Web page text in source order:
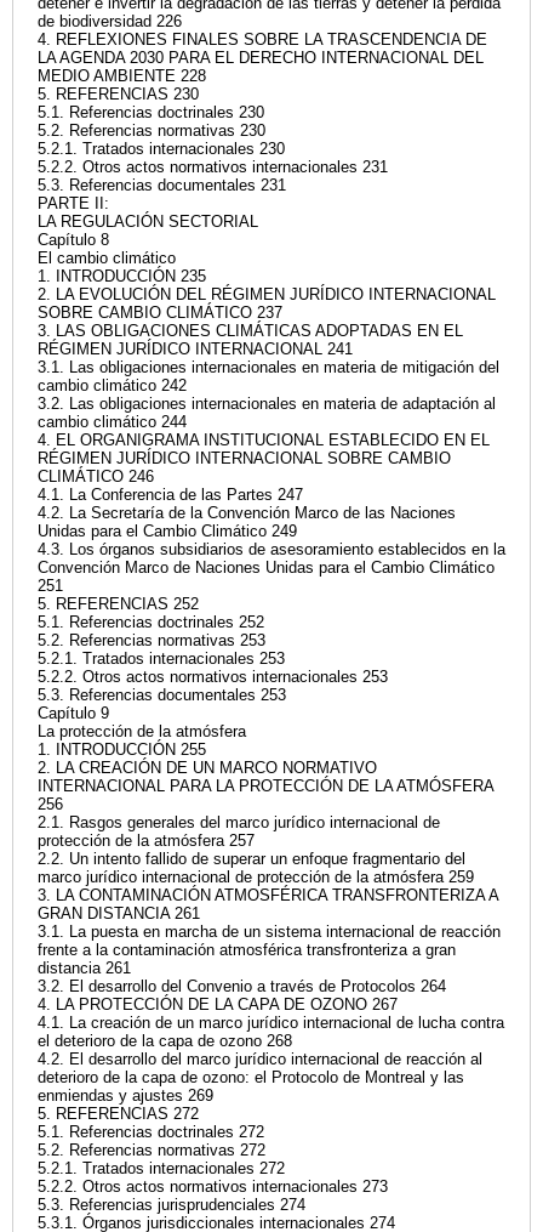
de biodiversidad 226
4. REFLEXIONES FINALES SOBRE LA TRASCENDENCIA DE
LA AGENDA 2030 PARA EL DERECHO INTERNACIONAL DEL
MEDIO AMBIENTE 228
5. REFERENCIAS 230
5.1. Referencias doctrinales 230
5.2. Referencias normativas 230
5.2.1. Tratados internacionales 230
5.2.2. Otros actos normativos internacionales 231
5.3. Referencias documentales 231
PARTE II:
LA REGULACIÓN SECTORIAL
Capítulo 8
El cambio climático
1. INTRODUCCIÓN 235
2. LA EVOLUCIÓN DEL RÉGIMEN JURÍDICO INTERNACIONAL
SOBRE CAMBIO CLIMÁTICO 237
3. LAS OBLIGACIONES CLIMÁTICAS ADOPTADAS EN EL
RÉGIMEN JURÍDICO INTERNACIONAL 241
3.1. Las obligaciones internacionales en materia de mitigación del
cambio climático 242
3.2. Las obligaciones internacionales en materia de adaptación al
cambio climático 244
4. EL ORGANIGRAMA INSTITUCIONAL ESTABLECIDO EN EL
RÉGIMEN JURÍDICO INTERNACIONAL SOBRE CAMBIO
CLIMÁTICO 246
4.1. La Conferencia de las Partes 247
4.2. La Secretaría de la Convención Marco de las Naciones
Unidas para el Cambio Climático 249
4.3. Los órganos subsidiarios de asesoramiento establecidos en la
Convención Marco de Naciones Unidas para el Cambio Climático
251
5. REFERENCIAS 252
5.1. Referencias doctrinales 252
5.2. Referencias normativas 253
5.2.1. Tratados internacionales 253
5.2.2. Otros actos normativos internacionales 253
5.3. Referencias documentales 253
Capítulo 9
La protección de la atmósfera
1. INTRODUCCIÓN 255
2. LA CREACIÓN DE UN MARCO NORMATIVO
INTERNACIONAL PARA LA PROTECCIÓN DE LA ATMÓSFERA
256
2.1. Rasgos generales del marco jurídico internacional de
protección de la atmósfera 257
2.2. Un intento fallido de superar un enfoque fragmentario del
marco jurídico internacional de protección de la atmósfera 259
3. LA CONTAMINACIÓN ATMOSFÉRICA TRANSFRONTERIZA A
GRAN DISTANCIA 261
3.1. La puesta en marcha de un sistema internacional de reacción
frente a la contaminación atmosférica transfronteriza a gran
distancia 261
3.2. El desarrollo del Convenio a través de Protocolos 264
4. LA PROTECCIÓN DE LA CAPA DE OZONO 267
4.1. La creación de un marco jurídico internacional de lucha contra
el deterioro de la capa de ozono 268
4.2. El desarrollo del marco jurídico internacional de reacción al
deterioro de la capa de ozono: el Protocolo de Montreal y las
enmiendas y ajustes 269
5. REFERENCIAS 272
5.1. Referencias doctrinales 272
5.2. Referencias normativas 272
5.2.1. Tratados internacionales 272
5.2.2. Otros actos normativos internacionales 273
5.3. Referencias jurisprudenciales 274
5.3.1. Órganos jurisdiccionales internacionales 274